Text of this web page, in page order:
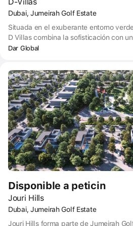
Dubai, Jumeirah Golf Estate
Situada en el exuberante entorno
D Villas combina la sofisticación con
Acceso exclusivo a campos de golf de
Dar Global
Disponible a peticin
Jouri Hills
Dubai, Jumeirah Golf Estate
Jouri Hills forma parte de Jumeirah